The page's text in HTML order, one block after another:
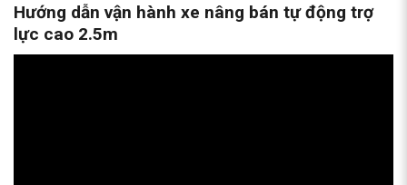
Hướng dẫn vận hành xe nâng bán tự động trợ
lực cao 2.5m